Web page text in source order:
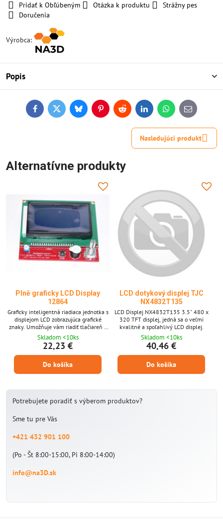
Pridať k Obľúbeným Otázka k produktu
Strážny pes
Doručenia
Výrobca:
Popis
FacebookTwitterBlueskyPinterestReddit LinkedInWhatsApp
E-
mail
Nasledujúci produkt
Alternatívne produkty
Plně graficky LCD Display
12864
Graficky inteligentná riadiaca jednotka s
displejom LCD zobrazujúca grafické
znaky. Umožňuje vám riadiť tlačiareň a
tlačiť bez použitia počítača.
Skladom <10ks
22,23 €
Do košíka
LCD dotykový displej TJC
NX4832T135
LCD Displej NX4832T135 3.5" 480 x
320 TFT displej, jedná sa o veľmi
kvalitné a spoľahlivý LCD displej.
Skladom <10ks
40,46 €
Do košíka
Potrebujete poradiť s výberom produktov?
Sme tu pre Vás
+421 432 901 100
(Po - Št 8:00-15:00, Pi 8:00-14:00)
info@na3D.sk